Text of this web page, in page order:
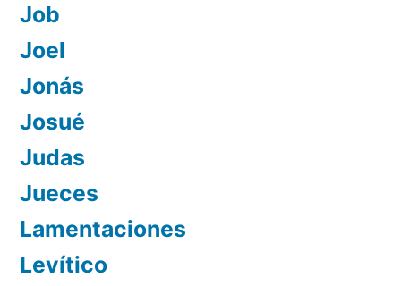
Job
Joel
Jonás
Josué
Judas
Jueces
Lamentaciones
Levítico